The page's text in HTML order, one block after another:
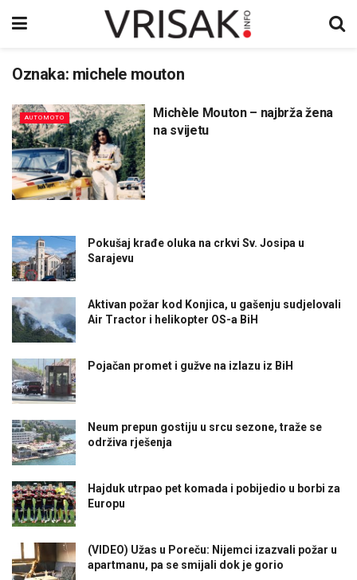
Oznaka: michele mouton
AUTOMOTO
Michèle Mouton – najbrža žena
na svijetu
Pokušaj krađe oluka na crkvi Sv. Josipa u
Sarajevu
Aktivan požar kod Konjica, u gašenju sudjelovali
Air Tractor i helikopter OS-a BiH
Pojačan promet i gužve na izlazu iz BiH
Neum prepun gostiju u srcu sezone, traže se
održiva rješenja
Hajduk utrpao pet komada i pobijedio u borbi za
Europu
(VIDEO) Užas u Poreču: Nijemci izazvali požar u
apartmanu, pa se smijali dok je gorio